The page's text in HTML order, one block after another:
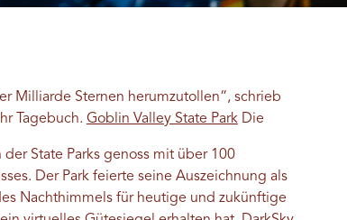
Milliarde Sternen herumzutollen“, schrieb
Tagebuch. Goblin Valley State ParkDie
State Parks genoss mit über 100
Der Park feierte seine Auszeichnung als
Nachthimmels für heutige und zukünftige